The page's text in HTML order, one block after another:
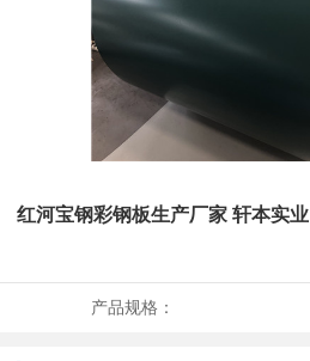
红河宝钢彩钢板生产厂家 轩本实业
产品规格：